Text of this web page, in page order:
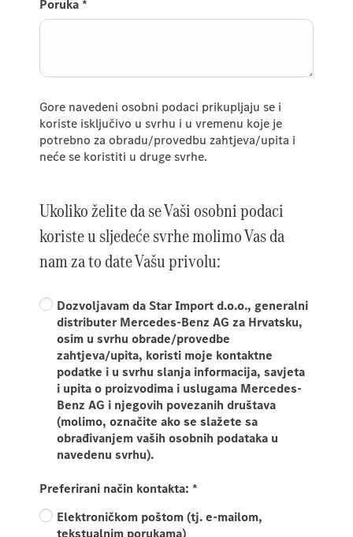
Poruka *
Gore navedeni osobni podaci prikupljaju se i
koriste isključivo u svrhu i u vremenu koje je
potrebno za obradu/provedbu zahtjeva/upita i
neće se koristiti u druge svrhe.
Ukoliko želite da se Vaši osobni podaci
koriste u sljedeće svrhe molimo Vas da
nam za to date Vašu privolu:
Dozvoljavam da Star Import d.o.o., generalni
distributer Mercedes-Benz AG za Hrvatsku,
osim u svrhu obrade/provedbe
zahtjeva/upita, koristi moje kontaktne
podatke i u svrhu slanja informacija, savjeta
i upita o proizvodima i uslugama Mercedes-
Benz AG i njegovih povezanih društava
(molimo, označite ako se slažete sa
obrađivanjem vaših osobnih podataka u
navedenu svrhu).
Preferirani način kontakta: *
Elektroničkom poštom (tj. e-mailom,
tekstualnim porukama)